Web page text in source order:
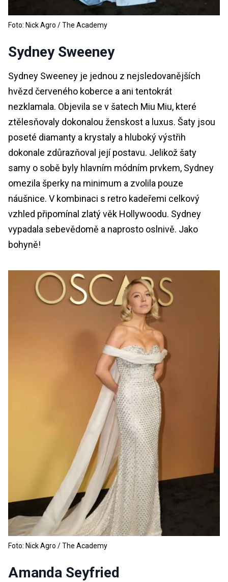
Foto: Nick Agro / The Academy
Sydney Sweeney
Sydney Sweeney je jednou z nejsledovanějších
hvězd červeného koberce a ani tentokrát
nezklamala. Objevila se v šatech Miu Miu, které
ztělesňovaly dokonalou ženskost a luxus. Šaty jsou
poseté diamanty a krystaly a hluboký výstřih
dokonale zdůrazňoval její postavu. Jelikož šaty
samy o sobě byly hlavním módním prvkem, Sydney
omezila šperky na minimum a zvolila pouze
náušnice. V kombinaci s retro kadeřemi celkový
vzhled připomínal zlatý věk Hollywoodu. Sydney
vypadala sebevědomě a naprosto oslnivě. Jako
bohyně!
Foto: Nick Agro / The Academy
Amanda Seyfried